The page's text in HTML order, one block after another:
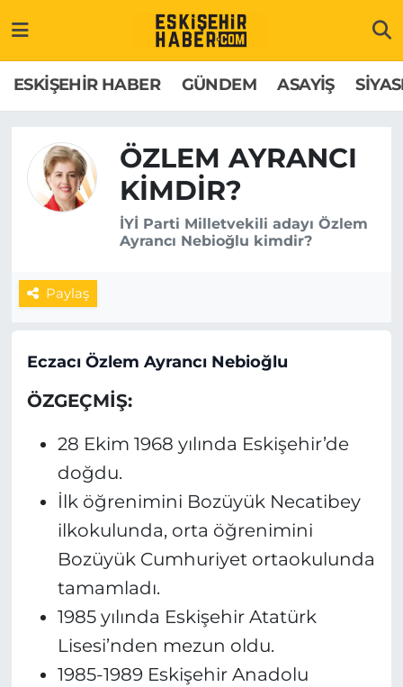
ESKİŞEHİR HABER GÜNDEM ASAYİŞ
ÖZLEM AYRANCI
KIMDIR?
İYİ Parti Milletvekili adayı Özlem
Ayrancı Nebioğlu kimdir?
Paylaş
Eczacı Özlem Ayrancı Nebioğlu
​ÖZGEÇMİŞ:
28 Ekim 1968 yılında Eskişehir’de
doğdu.
İlk öğrenimini Bozüyük Necatibey
ilkokulunda, orta öğrenimini
Bozüyük Cumhuriyet ortaokulunda
tamamladı.
1985 yılında Eskişehir Atatürk
Lisesi’nden mezun oldu.
1985-1989 Eskişehir Anadolu
GÜNDEM
ASAYİŞ
SİYASET
EKONOMİ
SAĞLIK
SPOR
MAGAZİN
ESKİŞEHİRSPOR
Hakkımızda
İletişim
Künye
Odunpazarı Trafik Yoğunluk Haritası
Süper Lig Puan Durumu ve Fikstür
Tüm Manşetler
Son Dakika Haberleri
Haber Arşivi